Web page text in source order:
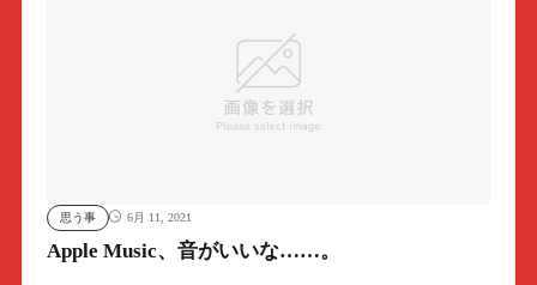
思う事 6月 11, 2021
Apple Music、音がいいな……。